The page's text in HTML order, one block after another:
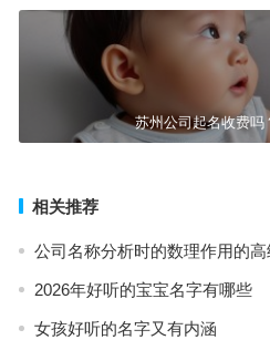
苏州公司起名收费吗
相关推荐
公司名称分析时的数理作用的高
2026年好听的宝宝名字有哪些
女孩好听的名字又有内涵